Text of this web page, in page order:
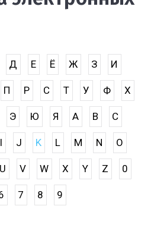
Д Е Ё Ж З И
П Р С Т У Ф Х
Э Ю Я A B C
I J K L M N O
U V W X Y Z 0
7 8 9